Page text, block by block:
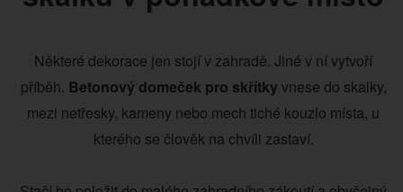
Některé dekorace jen stojí v zahradě. Jiné v ní vytvoří
příběh. Betonový domeček pro skřítky vnese do skalky,
mezi netřesky, kameny nebo mech tiché kouzlo místa, u
kterého se člověk na chvíli zastaví.